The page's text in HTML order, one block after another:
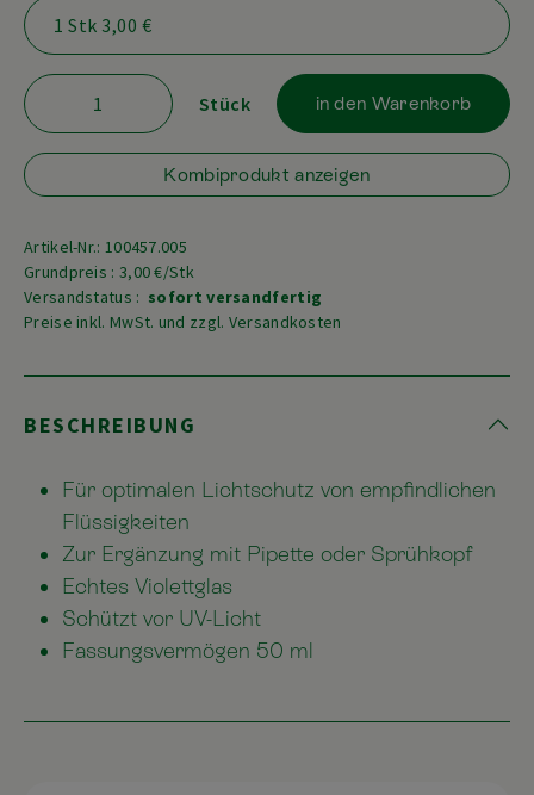
Stück in den Warenkorb
Kombiprodukt anzeigen
Artikel-Nr.: 100457.005
Grundpreis : 3,00 €/Stk
Versandstatus : sofort versandfertig
Preise inkl. MwSt. und zzgl. Versandkosten
BESCHREIBUNG
Für optimalen Lichtschutz von empfindlichen
Flüssigkeiten
Zur Ergänzung mit Pipette oder Sprühkopf
Echtes Violettglas
Schützt vor UV-Licht
Fassungsvermögen 50 ml